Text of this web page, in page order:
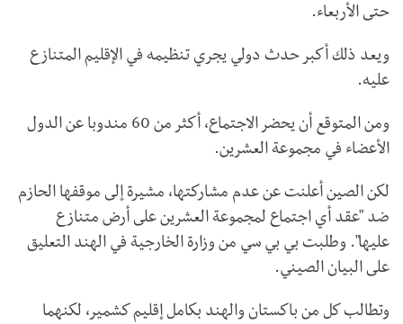
حتى الأربعاء.
ويعد ذلك أكبر حدث دولي يجري تنظيمه في الإقليم المتنازع
عليه.
ومن المتوقع أن يحضر الاجتماع، أكثر من 60 مندوبا عن الدول
الأعضاء في مجموعة العشرين.
لكن الصين أعلنت عن عدم مشاركتها، مشيرة إلى موقفها الحازم
ضد "عقد أي اجتماع لمجموعة العشرين على أرض متنازع
عليها". وطلبت بي بي سي من وزارة الخارجية في الهند التعليق
على البيان الصيني.
وتطالب كل من باكستان والهند بكامل إقليم كشمير، لكنهما